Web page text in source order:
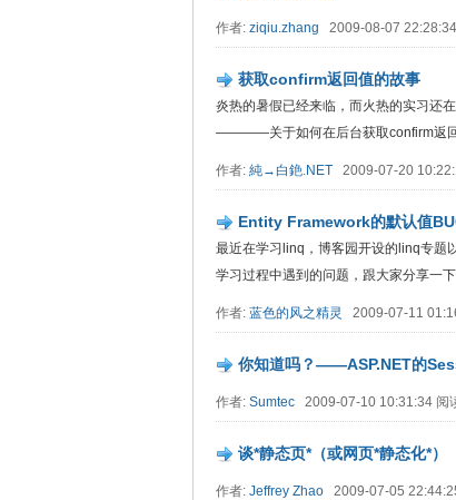
作者: ziqiu.zhang 2009-08-07
获取confirm返回值的故事
炎热的暑假已经来临，而火热的实习还
————关于如何在后台获取confirm返
作者: 純→白銫.NET 2009-07-20
Entity Framework的默认值
最近在学习linq，博客园开设的linq专题
学习过程中遇到的问题，跟大家分享一
作者: 蓝色的风之精灵 2009-07-11
你知道吗？——ASP.NET的
作者: Sumtec 2009-07-10 10:31:34 阅
谈*静态页*（或网页*静态化*）
作者: Jeffrey Zhao 2009-07-05